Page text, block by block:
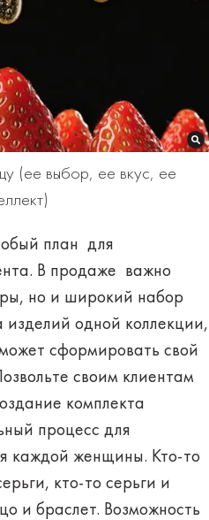
(ее выбор, ее вкус, ее
план для
В продаже важно
но и широкий набор
одной коллекции,
сформировать свой
своим клиентам
комплекта
процесс для
каждой женщины. Кто-то
кто-то серьги и
и браслет. Возможность